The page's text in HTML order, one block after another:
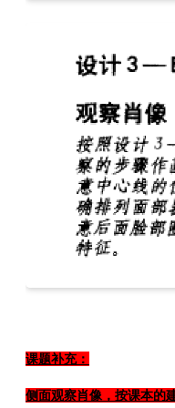
课题补充：
侧面观察肖像，按课本的